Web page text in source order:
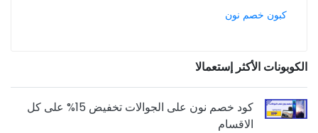
كبون خصم نون
الكوبونات الأكثر إستعمالا
كود خصم نون على الجوالات تخفيض 15% على كل
الاقسام